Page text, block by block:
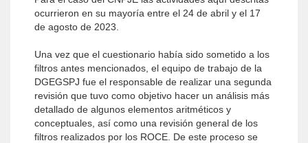
ocurrieron en su mayoría entre el 24 de abril y el 17
de agosto de 2023.
Una vez que el cuestionario había sido sometido a los
filtros antes mencionados, el equipo de trabajo de la
DGEGSPJ fue el responsable de realizar una segunda
revisión que tuvo como objetivo hacer un análisis más
detallado de algunos elementos aritméticos y
conceptuales, así como una revisión general de los
filtros realizados por los ROCE. De este proceso se